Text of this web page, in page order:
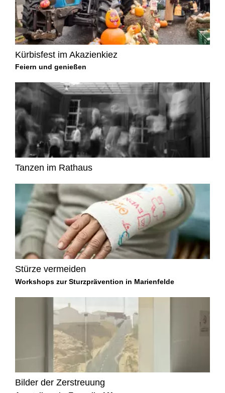
Kürbisfest im Akazienkiez
Feiern und genießen
Tanzen im Rathaus
Stürze vermeiden
Workshops zur Sturzprävention in Marienfelde
Bilder der Zerstreuung